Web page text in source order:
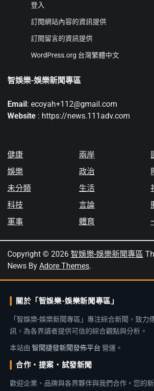
登入
訂閱網站內容的資訊提供
訂閱留言的資訊提供
WordPress.org 台灣繁體中文
智娛樂-娛樂新聞專區
Email: ecoyah+112@gmail.com
Website : https://news.111adv.com
健康
娛樂
未分類
科技
軍事
兩岸
政治
生活
言論
體育
Copyright © 2026 智娛樂-娛樂新聞專區
News By Adore Themes.
關於「智娛樂-娛樂新聞專區」
「智娛樂-娛樂新聞專區」專注綜合新聞，致力
訊，為各界讀者提供可信的綜合觀點與分析。
本站由 智聞捷發新聞發佈平台 營運。
合作・提案・試發新聞
歡迎企業、品牌與各界夥伴與我們合作。您的